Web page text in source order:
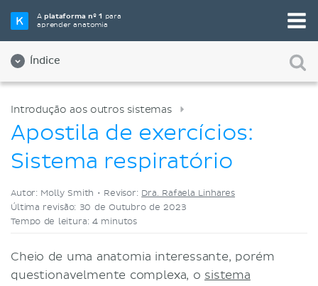
Aplataforma nº 1 para
aprender anatomia
Índice
Selecione a sua ferramenta de estudo favorita
Videoaulas
Introdução aos outros sistemas
Apostila de exercícios:
Sistema respiratório
Autor: Molly Smith • Revisor: Dra. Rafaela Linhares
Última revisão: 30 de Outubro de 2023
Tempo de leitura: 4 minutos
Cheio de uma anatomia interessante, porém
questionavelmente complexa, o sistema